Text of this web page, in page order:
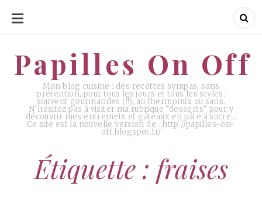
ALLER
CONTENU
Papilles On Off
Mon blog cuisine : des recettes sympas, sans
prétention, pour tous les jours et tous les styles,
souvent gourmandes (!!), au thermomix ou sans.
N'hésitez pas à visiter ma rubrique "desserts" pour y
découvrir mes entremets et gâteaux en pâte à sucre…
Ce site est la nouvelle version de : http://papilles-on-
off.blogspot.fr/
Papilles On Off
Étiquette : fraises